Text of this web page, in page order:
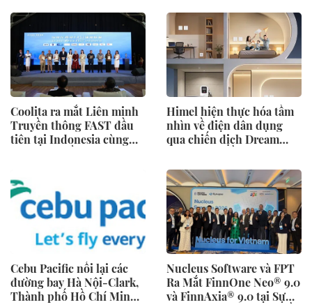
Coolita ra mắt Liên minh
Truyền thông FAST đầu
tiên tại Indonesia cùng
Himel hiện thực hóa tầm
nhìn về điện dân dụng
qua chiến dịch Dream
Cebu Pacific nối lại các
đường bay Hà Nội-Clark,
Thành phố Hồ Chí Minh-
Nucleus Software và FPT
Ra Mắt FinnOne Neo® 9.0
và FinnAxia® 9.0 tại Sự